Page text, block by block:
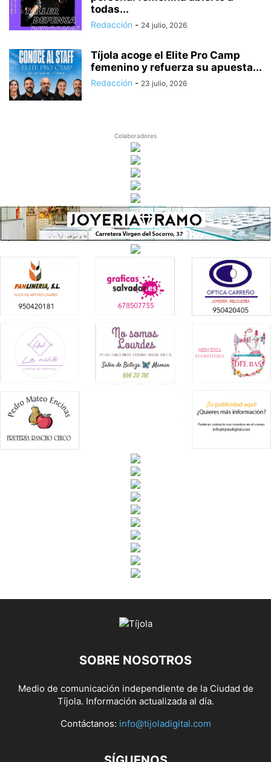
todas...
Redacción - 24 julio, 2026
Tíjola acoge el Elite Pro Camp
femenino y refuerza su apuesta...
Redacción - 23 julio, 2026
Colaboradores
SOBRE NOSOTROS
Medio de comunicación independiente de la Ciudad de
Tíjola. Información actualizada al día.
Contáctanos: info@tijoladigital.com